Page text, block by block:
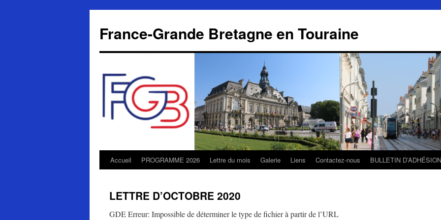
contenu
France-Grande Bretagne en Touraine
Accueil PROGRAMME 2026 Lettre du mois Galerie Liens Contactez-nous BULLETIN D’ADHÉSION
LETTRE D’OCTOBRE 2020
GDE Erreur: Impossible de déterminer le type de fichier à partir de l’URL